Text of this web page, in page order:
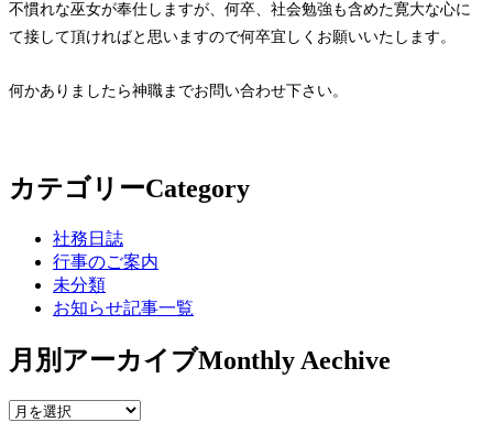
不慣れな巫女が奉仕しますが、何卒、社会勉強も含めた寛大な心に
て接して頂ければと思いますので何卒宜しくお願いいたします。
何かありましたら神職までお問い合わせ下さい。
カテゴリーCategory
社務日誌
行事のご案内
未分類
お知らせ記事一覧
月別アーカイブMonthly Aechive